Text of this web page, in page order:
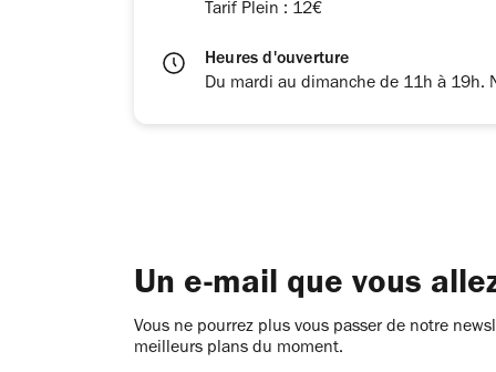
Tarif Plein : 12€
Heures d'ouverture
Du mardi au dimanche de 11h à 19h.
Un e-mail que vous
Vous ne pourrez plus vous passer de notre
meilleurs plans du moment.